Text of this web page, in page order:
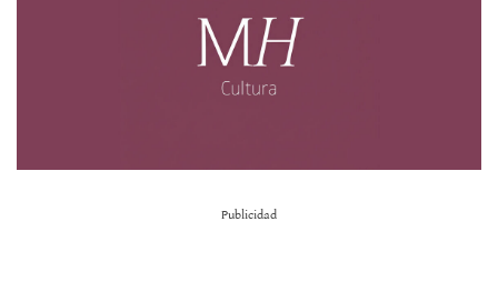
Publicidad